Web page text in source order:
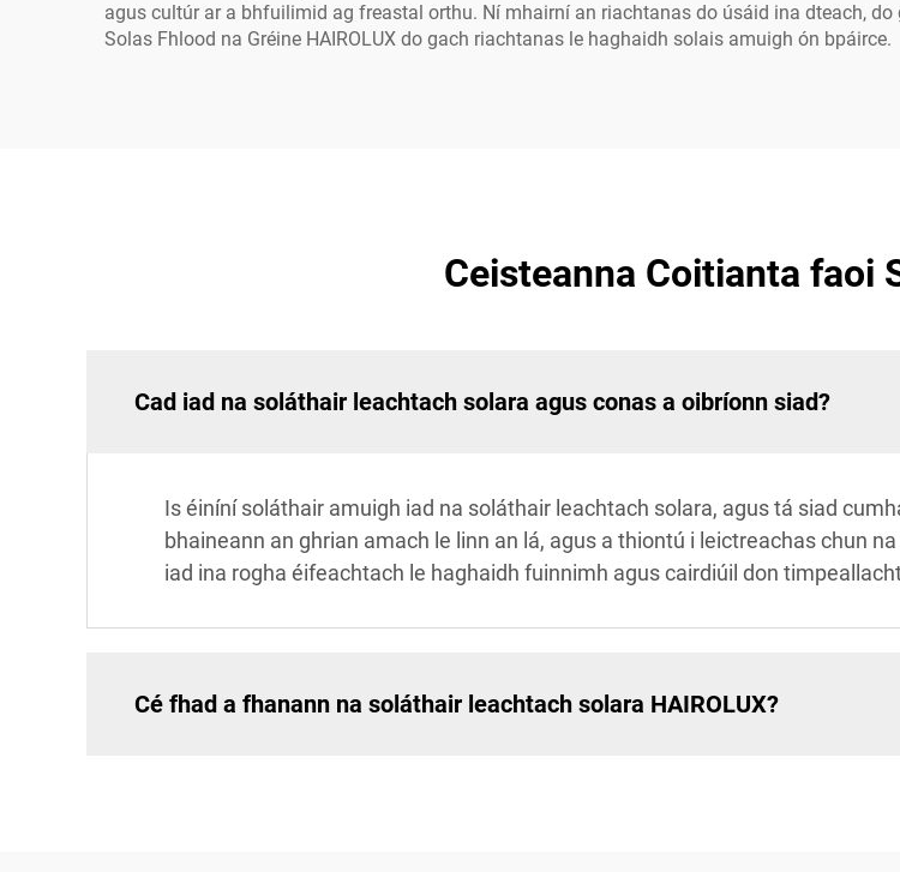
agus cultúr ar a bhfuilimid ag freastal orthu. Ní mhairní an riachtanas do úsáid ina dteach,
Solas Fhlood na Gréine HAIROLUX do gach riachtanas le haghaidh solais amuigh ón bpáirce.
Ceisteanna Coitianta faoi
Cad iad na soláthair leachtach solara agus conas a oibríonn siad?
Is éiníní soláthair amuigh iad na soláthair leachtach solara, agus tá siad
bhaineann an ghrian amach le linn an lá, agus a thiontú i leictreachas chun
iad ina rogha éifeachtach le haghaidh fuinnimh agus cairdiúil don
Cé fhad a fhanann na soláthair leachtach solara HAIROLUX?